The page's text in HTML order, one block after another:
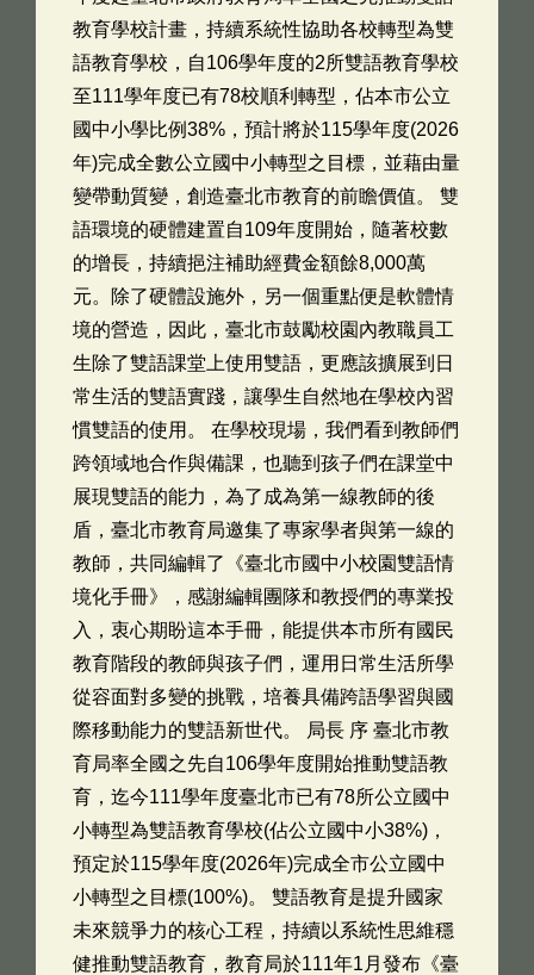
教育學校計畫，持續系統性協助各校轉型為雙
語教育學校，自106學年度的2所雙語教育學校
至111學年度已有78校順利轉型，佔本市公立
國中小學比例38%，預計將於115學年度(2026
年)完成全數公立國中小轉型之目標，並藉由量
變帶動質變，創造臺北市教育的前瞻價值。 雙
語環境的硬體建置自109年度開始，隨著校數
的增長，持續挹注補助經費金額餘8,000萬
元。除了硬體設施外，另一個重點便是軟體情
境的營造，因此，臺北市鼓勵校園內教職員工
生除了雙語課堂上使用雙語，更應該擴展到日
常生活的雙語實踐，讓學生自然地在學校內習
慣雙語的使用。 在學校現場，我們看到教師們
跨領域地合作與備課，也聽到孩子們在課堂中
展現雙語的能力，為了成為第一線教師的後
盾，臺北市教育局邀集了專家學者與第一線的
教師，共同編輯了《臺北市國中小校園雙語情
境化手冊》，感謝編輯團隊和教授們的專業投
入，衷心期盼這本手冊，能提供本市所有國民
教育階段的教師與孩子們，運用日常生活所學
從容面對多變的挑戰，培養具備跨語學習與國
際移動能力的雙語新世代。 局長 序 臺北市教
育局率全國之先自106學年度開始推動雙語教
育，迄今111學年度臺北市已有78所公立國中
小轉型為雙語教育學校(佔公立國中小38%)，
預定於115學年度(2026年)完成全市公立國中
小轉型之目標(100%)。 雙語教育是提升國家
未來競爭力的核心工程，持續以系統性思維穩
健推動雙語教育，教育局於111年1月發布《臺